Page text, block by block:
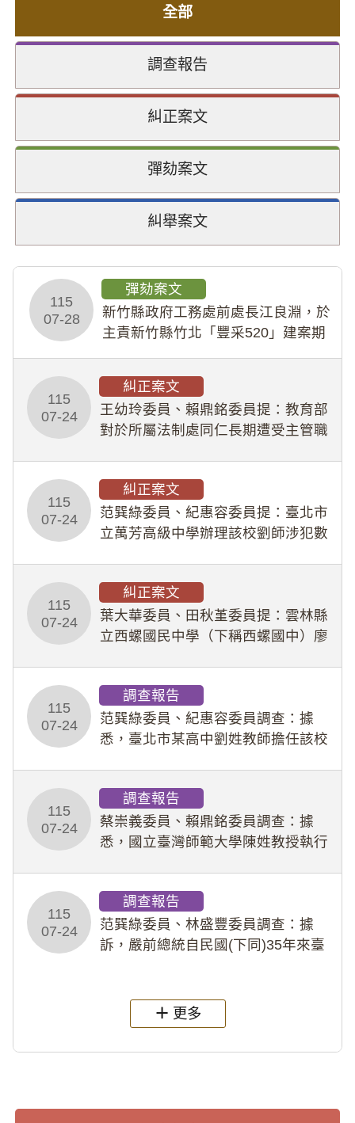
全部
調查報告
糾正案文
彈劾案文
糾舉案文
115
07-28
彈劾案文
新竹縣政府工務處前處長江良淵，於
主責新竹縣竹北「豐采520」建案期
幣1,483萬餘元，並長期收受建商餽
贈；復罔顧公共安全，圖利默許建商
於停工期間
115
07-24
糾正案文
王幼玲委員、賴鼎銘委員提：教育部
對於所屬法制處同仁長期遭受主管職
人員保障法」及「職業安全衛生法」
所定維護公務人員
115
07-24
糾正案文
范巽綠委員、紀惠容委員提：臺北市
立萬芳高級中學辦理該校劉師涉犯數
業把關與糾錯功能，不僅首份調查報
告漏未審酌師生不
115
07-24
糾正案文
葉大華委員、田秋堇委員提：雲林縣
立西螺國民中學（下稱西螺國中）廖
教羽球隊學生等行為，歷經該校校園
事件處理會議（下
115
07-24
調查報告
范巽綠委員、紀惠容委員調查：據
悉，臺北市某高中劉姓教師擔任該校
行拍攝特定樣態性影像並以手機傳送
劉師。該生因畏懼成
115
07-24
調查報告
蔡崇義委員、賴鼎銘委員調查：據
悉，國立臺灣師範大學陳姓教授執行
術倫理等情案調查報告。(115教調
31)
115
07-24
調查報告
范巽綠委員、林盛豐委員調查：據
訴，嚴前總統自民國(下同)35年來臺
過世後，總統府於89年間函請其家屬
繼續留住
更多